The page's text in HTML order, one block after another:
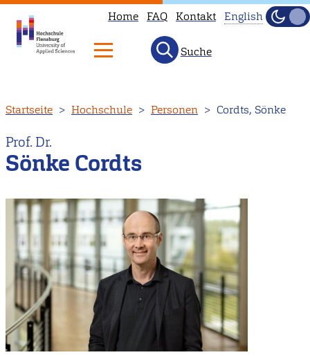
zum
Inhalt
Home FAQ Kontakt
not
English
Hell
Suche
Startseite Hochschule Personen Cordts, Sönke
Prof. Dr.
Sönke Cordts